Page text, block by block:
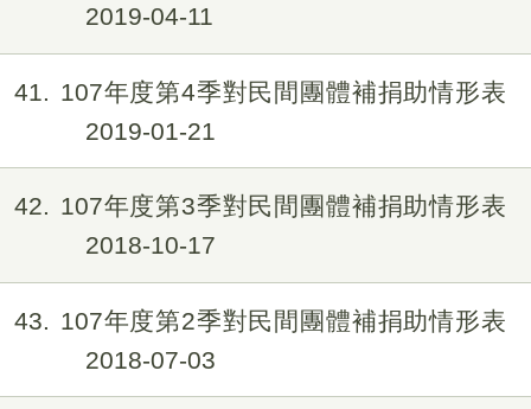
2019-04-11
41
107年度第4季對民間團體補捐助情形表
2019-01-21
42
107年度第3季對民間團體補捐助情形表
2018-10-17
43
107年度第2季對民間團體補捐助情形表
2018-07-03